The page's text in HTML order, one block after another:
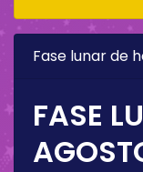
Fase lunar de
FASE